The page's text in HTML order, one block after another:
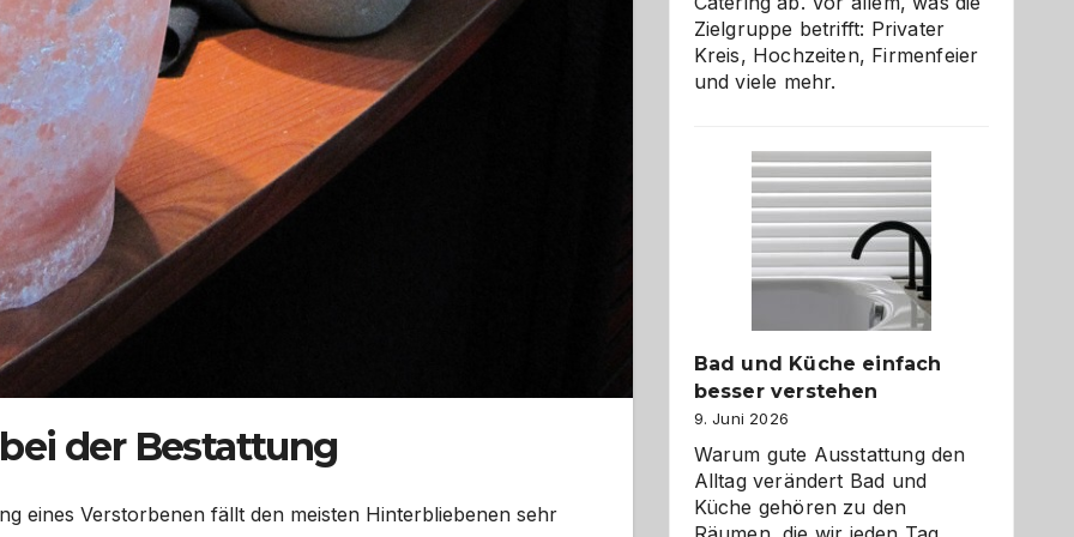
der Bestattung
eines Verstorbenen fällt den meisten Hinterbliebenen sehr
Zielgruppe betrifft: Privater
Kreis, Hochzeiten, Firmenfeier
und viele mehr.
Bad und Küche einfach
besser verstehen
9. Juni 2026
Warum gute Ausstattung den
Alltag verändert Bad und
Küche gehören zu den